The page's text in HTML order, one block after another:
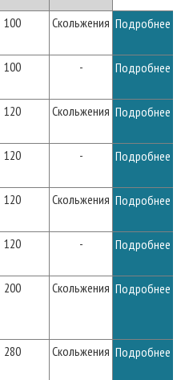
100 Скольжения Подробнее
100 - Подробнее
120 Скольжения Подробнее
120 - Подробнее
120 Скольжения Подробнее
120 - Подробнее
200 Скольжения Подробнее
280 Скольжения Подробнее